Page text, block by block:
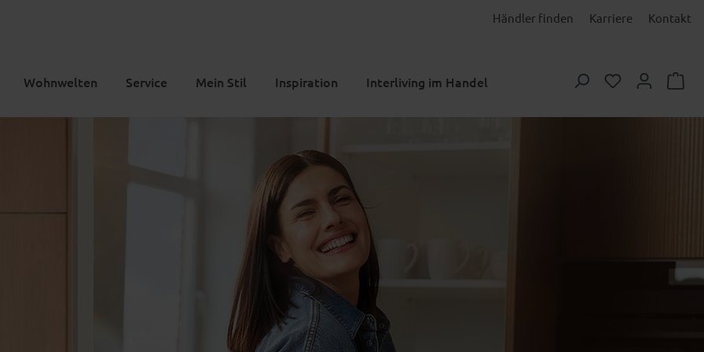
Händler finden Karriere Kontakt
Wohnwelten Service Mein Stil Inspiration Interliving im Handel Du hast 0